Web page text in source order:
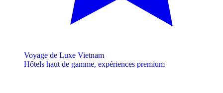
Voyage de Luxe Vietnam
Hôtels haut de gamme, expériences premium